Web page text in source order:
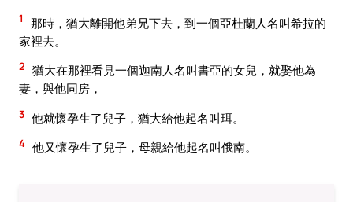
1
那時，猶大離開他弟兄下去，到一個亞杜蘭人名叫希拉的
家裡去。
2 猶大在那裡看見一個迦南人名叫書亞的女兒，就娶他為
妻，與他同房，
3 他就懷孕生了兒子，猶大給他起名叫珥。
4 他又懷孕生了兒子，母親給他起名叫俄南。